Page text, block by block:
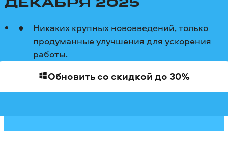
ДЕКАБРЯ 2025
Никаких крупных нововведений, только
продуманные улучшения для ускорения
работы.
Обновить со скидкой до 30%